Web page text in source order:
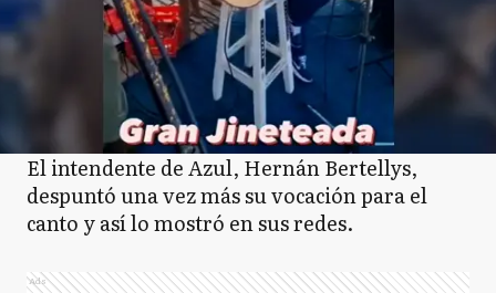
El intendente de Azul, Hernán Bertellys,
despuntó una vez más su vocación para el
canto y así lo mostró en sus redes.
Ads